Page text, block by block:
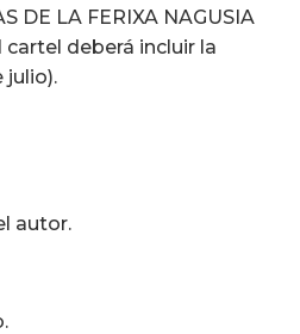
DE LA FERIXA NAGUSIA
cartel deberá incluir la
julio).
autor.